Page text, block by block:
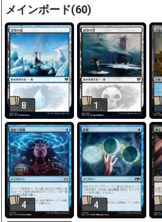
メインボード(60)
8 1
4 4